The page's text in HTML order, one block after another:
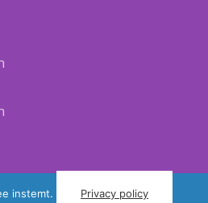
instemt. Privacy policy